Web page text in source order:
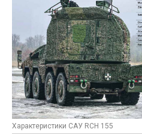
Характеристики САУ RCH 155